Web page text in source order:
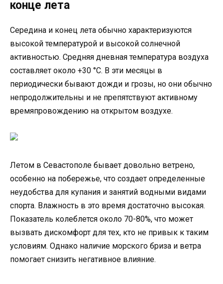
конце лета
Середина и конец лета обычно характеризуются
высокой температурой и высокой солнечной
активностью. Средняя дневная температура воздуха
составляет около +30 °C. В эти месяцы в
периодически бывают дожди и грозы, но они обычно
непродолжительны и не препятствуют активному
времяпровождению на открытом воздухе.
Летом в Севастополе бывает довольно ветрено,
особенно на побережье, что создает определенные
неудобства для купания и занятий водными видами
спорта. Влажность в это время достаточно высокая.
Показатель колеблется около 70-80%, что может
вызвать дискомфорт для тех, кто не привык к таким
условиям. Однако наличие морского бриза и ветра
помогает снизить негативное влияние.